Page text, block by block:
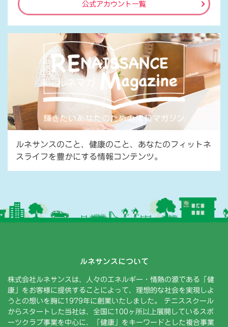
公式アカウント一覧
ルネサンスのこと、健康のこと、あなたのフィットネ
スライフを豊かにする情報コンテンツ。
ルネサンスについて
株式会社ルネサンスは、人々のエネルギー・情熱の源である「健
康」をお客様に提供することによって、理想的な社会を実現しよ
うとの想いを胸に1979年に創業いたしました。 テニススクール
からスタートした当社は、全国に100ヶ所以上展開しているスポ
ーツクラブ事業を中心に、「健康」をキーワードとした複合事業